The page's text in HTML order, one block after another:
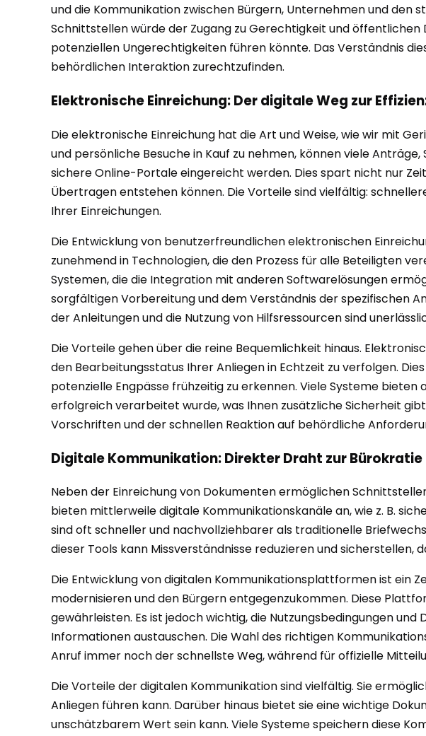
und die Kommunikation zwischen Bürgern, Unternehmen und den
Schnittstellen würde der Zugang zu Gerechtigkeit und
potenziellen Ungerechtigkeiten führen könnte. Das Verständnis
behördlichen Interaktion zurechtzufinden.
Elektronische Einreichung: Der digitale Weg zur
Die elektronische Einreichung hat die Art und Weise, wie wir mit
und persönliche Besuche in Kauf zu nehmen, können viele
sichere Online-Portale eingereicht werden. Dies spart nicht nur
Übertragen entstehen können. Die Vorteile sind vielfältig:
Ihrer Einreichungen.
Die Entwicklung von benutzerfreundlichen elektronischen
zunehmend in Technologien, die den Prozess für alle Beteiligten
Systemen, die die Integration mit anderen Softwarelösungen
sorgfältigen Vorbereitung und dem Verständnis der spezifischen
der Anleitungen und die Nutzung von Hilfsressourcen sind
Die Vorteile gehen über die reine Bequemlichkeit hinaus.
den Bearbeitungsstatus Ihrer Anliegen in Echtzeit zu verfolgen.
potenzielle Engpässe frühzeitig zu erkennen. Viele Systeme
erfolgreich verarbeitet wurde, was Ihnen zusätzliche Sicherheit
Vorschriften und der schnellen Reaktion auf behördliche
Digitale Kommunikation: Direkter Draht zur Bürokratie
Neben der Einreichung von Dokumenten ermöglichen
bieten mittlerweile digitale Kommunikationskanäle an, wie z. B.
sind oft schneller und nachvollziehbarer als traditionelle
dieser Tools kann Missverständnisse reduzieren und
Die Entwicklung von digitalen Kommunikationsplattformen ist ein
modernisieren und den Bürgern entgegenzukommen. Diese
gewährleisten. Es ist jedoch wichtig, die Nutzungsbedingungen
Informationen austauschen. Die Wahl des richtigen
Anruf immer noch der schnellste Weg, während für offizielle
Die Vorteile der digitalen Kommunikation sind vielfältig. Sie
Anliegen führen kann. Darüber hinaus bietet sie eine wichtige
unschätzbarem Wert sein kann. Viele Systeme speichern diese